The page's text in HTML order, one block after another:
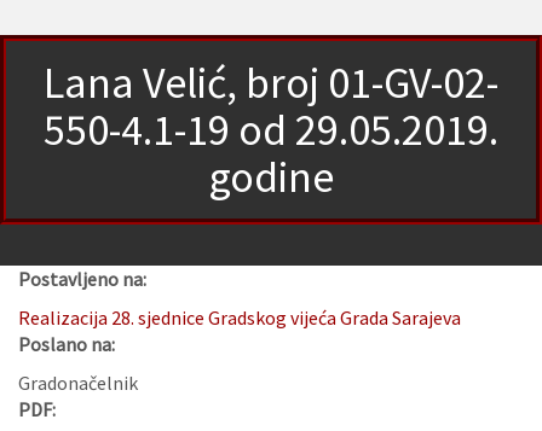
Lana Velić, broj 01-GV-02-
550-4.1-19 od 29.05.2019.
godine
Postavljeno na:
Realizacija 28. sjednice Gradskog vijeća Grada Sarajeva
Poslano na:
Gradonačelnik
PDF: